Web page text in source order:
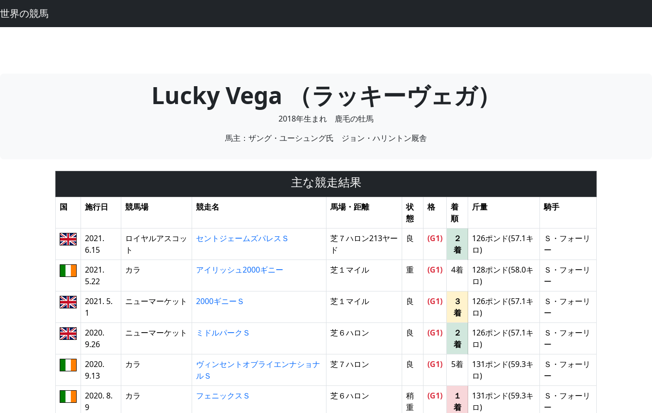
世界の競馬
Lucky Vega （ラッキーヴェガ）
2018年生まれ 鹿毛の牡馬
馬主：ザング・ユーシュング氏 ジョン・ハリントン厩舎
主な競走結果
国 施行日 競馬場 競走名 馬場・距離
状
態
格
着
順
斤量 騎手
2021.
6.15
ロイヤルアスコッ
ト
セントジェームズパレスＳ
芝７ハロン213ヤー
ド
良 (G1)
２
着
126ポンド(57.1キ
ロ)
Ｓ・フォーリ
ー
2021.
5.22
カラ アイリッシュ2000ギニー 芝１マイル 重 (G1) 4着
128ポンド(58.0キ
ロ)
Ｓ・フォーリ
ー
2021. 5.
1
ニューマーケット 2000ギニーＳ 芝１マイル 良 (G1)
３
着
126ポンド(57.1キ
ロ)
Ｓ・フォーリ
ー
2020.
9.26
ニューマーケット ミドルパークＳ 芝６ハロン 良 (G1)
２
着
126ポンド(57.1キ
ロ)
Ｓ・フォーリ
ー
2020.
9.13
カラ
ヴィンセントオブライエンナショナ
ルＳ
芝７ハロン 良 (G1) 5着
131ポンド(59.3キ
ロ)
Ｓ・フォーリ
ー
2020. 8.
9
カラ フェニックスＳ 芝６ハロン
稍
重
(G1)
１
着
131ポンド(59.3キ
ロ)
Ｓ・フォーリ
ー